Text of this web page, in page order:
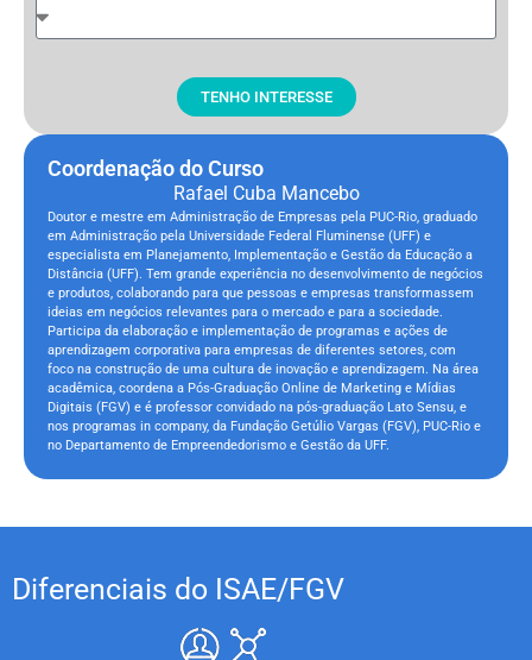
TENHO INTERESSE
Coordenação do Curso
Rafael Cuba Mancebo
Doutor e mestre em Administração de Empresas pela PUC-Rio, graduado
em Administração pela Universidade Federal Fluminense (UFF) e
especialista em Planejamento, Implementação e Gestão da Educação a
Distância (UFF). Tem grande experiência no desenvolvimento de negócios
e produtos, colaborando para que pessoas e empresas transformassem
ideias em negócios relevantes para o mercado e para a sociedade.
Participa da elaboração e implementação de programas e ações de
aprendizagem corporativa para empresas de diferentes setores, com
foco na construção de uma cultura de inovação e aprendizagem. Na área
acadêmica, coordena a Pós-Graduação Online de Marketing e Mídias
Digitais (FGV) e é professor convidado na pós-graduação Lato Sensu, e
nos programas in company, da Fundação Getúlio Vargas (FGV), PUC-Rio e
no Departamento de Empreendedorismo e Gestão da UFF.
Diferenciais do ISAE/FGV